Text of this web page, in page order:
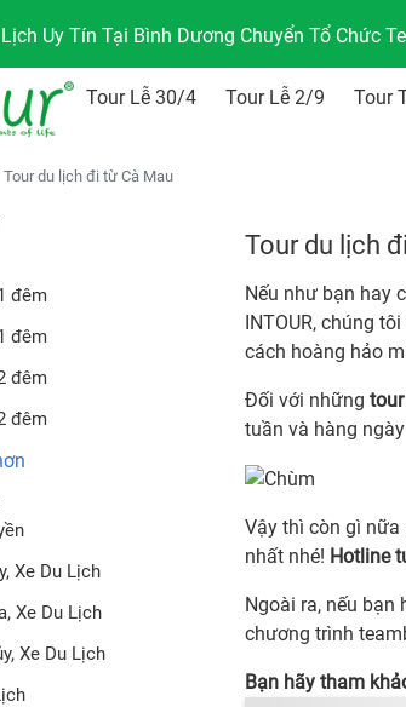
Uy Tín Tại Bình Dương Chuyển Tổ Chức
Tour Lễ 30/4 Tour Lễ 2/9 Tour
Tour du lịch đi từ Cà Mau
đêm
đêm
đêm
đêm
Xe Du Lịch
Xe Du Lịch
Xe Du Lịch
Tour du lịch
Nếu như bạn hay
INTOUR, chúng
cách hoàng hảo
Đối với những
tuần và hàng
Vậy thì còn gì
nhất nhé! Hotline
Ngoài ra, nếu bạn
chương trình
Bạn hãy tham